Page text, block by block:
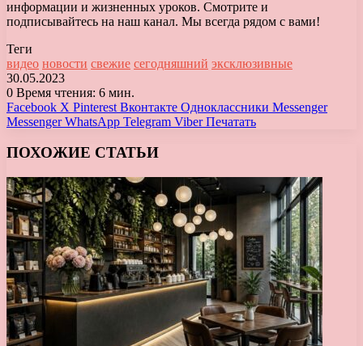
информации и жизненных уроков. Смотрите и
подписывайтесь на наш канал. Мы всегда рядом с вами!
Теги
видео новости свежие сегодняшний эксклюзивные
30.05.2023
0 Время чтения: 6 мин.
Facebook X Pinterest Вконтакте Одноклассники Messenger
Messenger WhatsApp Telegram Viber Печатать
ПОХОЖИЕ СТАТЬИ